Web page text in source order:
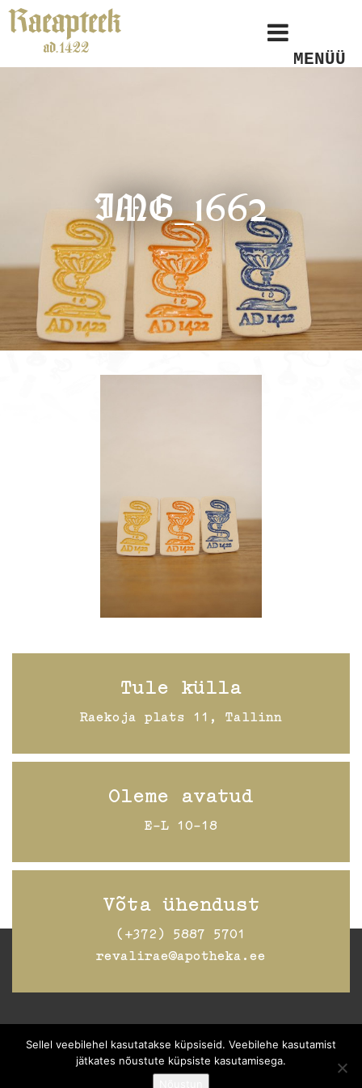
MENÜÜ
IMG_1662
Tule külla
Raekoja plats 11, Tallinn
Oleme avatud
E-L 10-18
Võta ühendust
(+372) 5887 5701
revalirae@apotheka.ee
Jälgi Raeapteeki Facebookis
Sellel veebilehel kasutatakse küpsiseid. Veebilehe kasutamist
jätkates nõustute küpsiste kasutamisega.